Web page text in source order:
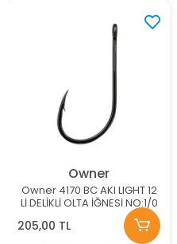
Owner
Owner 4170 BC AKI LIGHT 12
Lİ DELİKLİ OLTA İĞNESİ NO:1/0
205,00 TL